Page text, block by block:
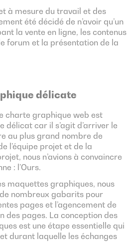
à mesure du travail et des
été décidé de n’avoir qu’un
la vente en ligne, les contenus
forum et la présentation de la
délicate
charte graphique web est
délicat car il s’agit d’arriver le
au plus grand nombre de
l’équipe projet et de la
nous n’avions à convaincre
: l’Ours.
maquettes graphiques, nous
nombreux gabarits pour
pages et l’agencement de
des pages. La conception des
est une étape essentielle qui
durant laquelle les échanges